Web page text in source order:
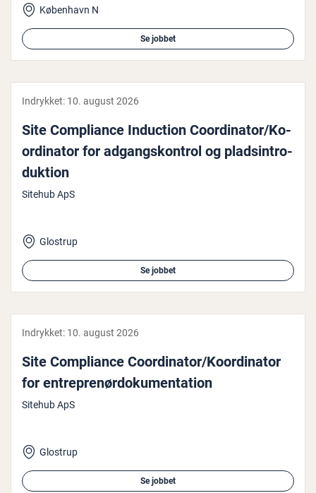
København N
Se jobbet
Indrykket: 10. august 2026
Site Com­pli­an­ce Induction Co­or­di­na­tor/Ko­
or­di­na­tor for ad­gangs­kon­trol og plads­in­tro­
duk­tion
Sitehub ApS
Glostrup
Se jobbet
Indrykket: 10. august 2026
Site Com­pli­an­ce Co­or­di­na­tor/Ko­or­di­na­tor
for en­tre­pre­nør­do­ku­men­ta­tion
Sitehub ApS
Glostrup
Se jobbet